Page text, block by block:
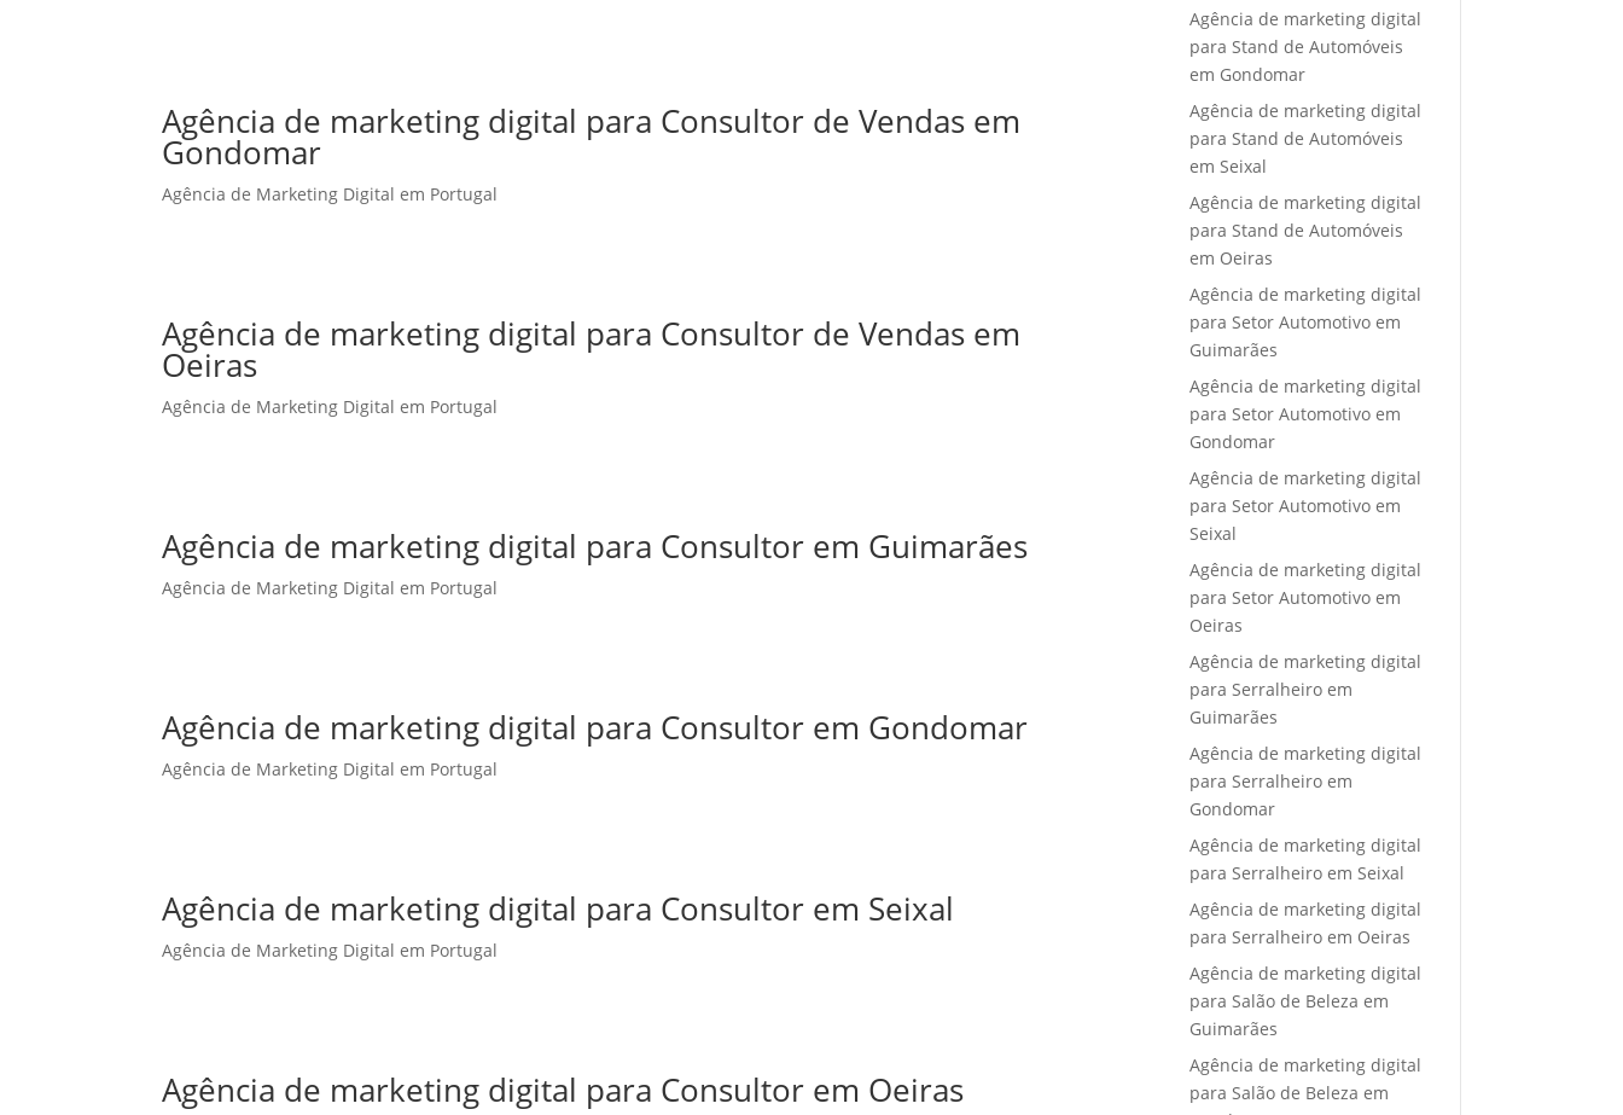
Agência de marketing digital para Consultor de Vendas em
Gondomar
Agência de Marketing Digital em Portugal
Agência de marketing digital para Consultor de Vendas em
Oeiras
Agência de Marketing Digital em Portugal
Agência de marketing digital para Consultor em Guimarães
Agência de Marketing Digital em Portugal
Agência de marketing digital para Consultor em Gondomar
Agência de Marketing Digital em Portugal
Agência de marketing digital para Consultor em Seixal
Agência de Marketing Digital em Portugal
Agência de marketing digital para Consultor em Oeiras
Agência de marketing digital
para Stand de Automóveis
em Gondomar
Agência de marketing digital
para Stand de Automóveis
em Seixal
Agência de marketing digital
para Stand de Automóveis
em Oeiras
Agência de marketing digital
para Setor Automotivo em
Guimarães
Agência de marketing digital
para Setor Automotivo em
Gondomar
Agência de marketing digital
para Setor Automotivo em
Seixal
Agência de marketing digital
para Setor Automotivo em
Oeiras
Agência de marketing digital
para Serralheiro em
Guimarães
Agência de marketing digital
para Serralheiro em
Gondomar
Agência de marketing digital
para Serralheiro em Seixal
Agência de marketing digital
para Serralheiro em Oeiras
Agência de marketing digital
para Salão de Beleza em
Guimarães
Agência de marketing digital
para Salão de Beleza em